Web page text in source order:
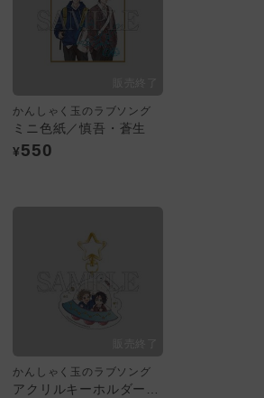
かんしゃく玉のラブソング
ミニ色紙／慎吾・蒼生
¥550
かんしゃく玉のラブソング
アクリルキーホルダー／慎吾・蒼生